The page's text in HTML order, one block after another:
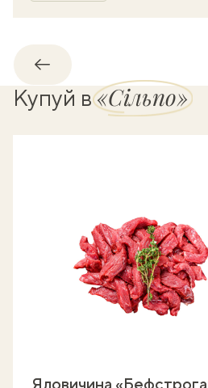
Назад
Купуй в«Сільпо»
Яловичина